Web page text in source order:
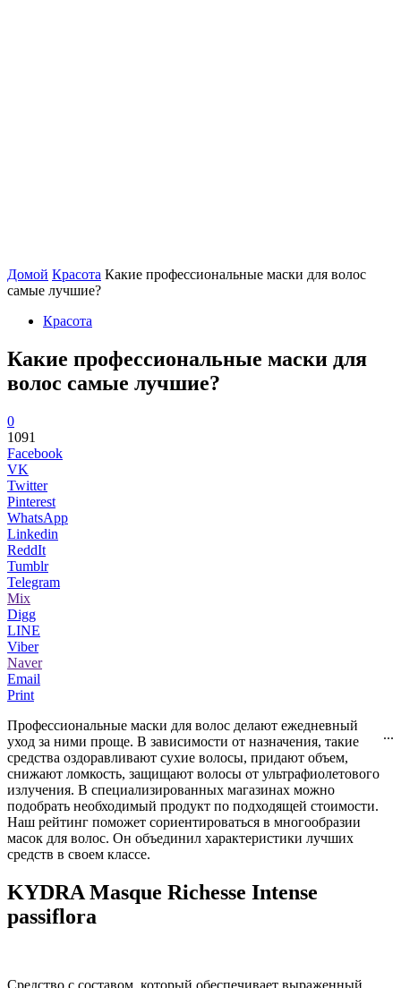
Домой Красота Какие профессиональные маски для волос
самые лучшие?
Красота
Какие профессиональные маски для
волос самые лучшие?
0
1091
Facebook
VK
Twitter
Pinterest
WhatsApp
Linkedin
ReddIt
Tumblr
Telegram
Mix
Digg
LINE
Viber
Naver
Email
Print
...
Профессиональные маски для волос делают ежедневный
уход за ними проще. В зависимости от назначения, такие
средства оздоравливают сухие волосы, придают объем,
снижают ломкость, защищают волосы от ультрафиолетового
излучения. В специализированных магазинах можно
подобрать необходимый продукт по подходящей стоимости.
Наш рейтинг поможет сориентироваться в многообразии
масок для волос. Он объединил характеристики лучших
средств в своем классе.
KYDRA Masque Richesse Intense
passiflora
Средство с составом, который обеспечивает выраженный